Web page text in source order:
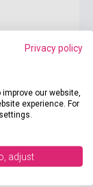
Privacy policy
our website,
experience. For
adjust